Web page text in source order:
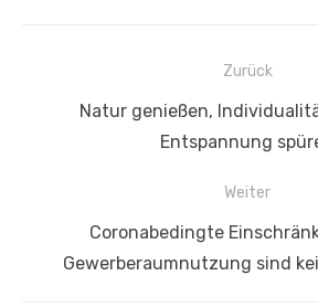
Beitragsnavigation
Zurück
VorherigerNatur genießen,
Entspannung
Weiter
Coronabedingte
Gewerberaumnutzung sind